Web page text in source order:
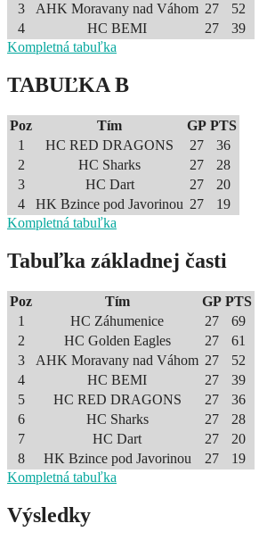
3
AHK Moravany nad Váhom 27
52
4
HC BEMI 27
39
Kompletná tabuľka
TABUĽKA B
Poz Tím GP PTS
1
HC RED DRAGONS 27
36
2
HC Sharks 27
28
3
HC Dart 27
20
4
HK Bzince pod Javorinou 27
19
Kompletná tabuľka
Tabuľka základnej časti
Poz Tím GP PTS
1
HC Záhumenice 27
69
2
HC Golden Eagles 27
61
3
AHK Moravany nad Váhom 27
52
4
HC BEMI 27
39
5
HC RED DRAGONS 27
36
6
HC Sharks 27
28
7
HC Dart 27
20
8
HK Bzince pod Javorinou 27
19
Kompletná tabuľka
Výsledky